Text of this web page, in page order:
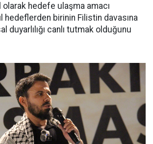
hedefe ulaşma amacı
hedeflerden birinin Filistin davasına
duyarlılığı canlı tutmak olduğunu